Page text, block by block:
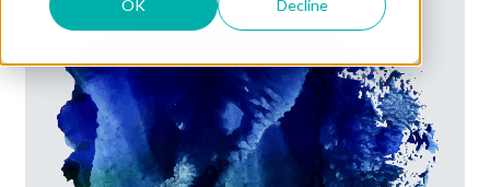
OK Decline